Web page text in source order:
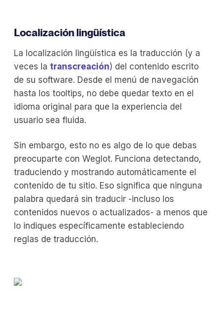
Localización lingüística
La localización lingüística es la traducción (y a
veces la transcreación) del contenido escrito
de su software. Desde el menú de navegación
hasta los tooltips, no debe quedar texto en el
idioma original para que la experiencia del
usuario sea fluida.
Sin embargo, esto no es algo de lo que debas
preocuparte con Weglot. Funciona detectando,
traduciendo y mostrando automáticamente el
contenido de tu sitio. Eso significa que ninguna
palabra quedará sin traducir -incluso los
contenidos nuevos o actualizados- a menos que
lo indiques específicamente estableciendo
reglas de traducción.